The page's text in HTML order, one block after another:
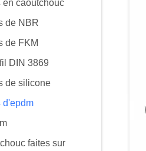
en caoutchouc
de NBR
de FKM
DIN 3869
de silicone
d'epdm
faites sur